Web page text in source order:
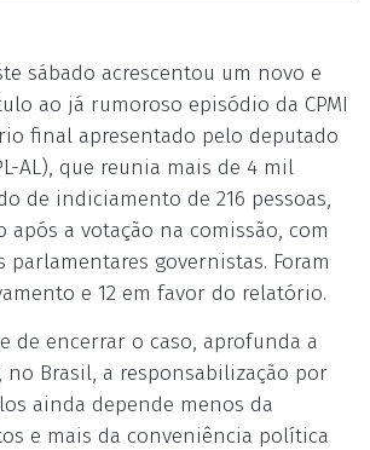
sábado acrescentou um novo e
ao já rumoroso episódio da CPMI
final apresentado pelo deputado
AL), que reunia mais de 4 mil
de indiciamento de 216 pessoas,
após a votação na comissão, com
parlamentares governistas. Foram
e 12 em favor do relatório.
de encerrar o caso, aprofunda a
no Brasil, a responsabilização por
ainda depende menos da
e mais da conveniência política